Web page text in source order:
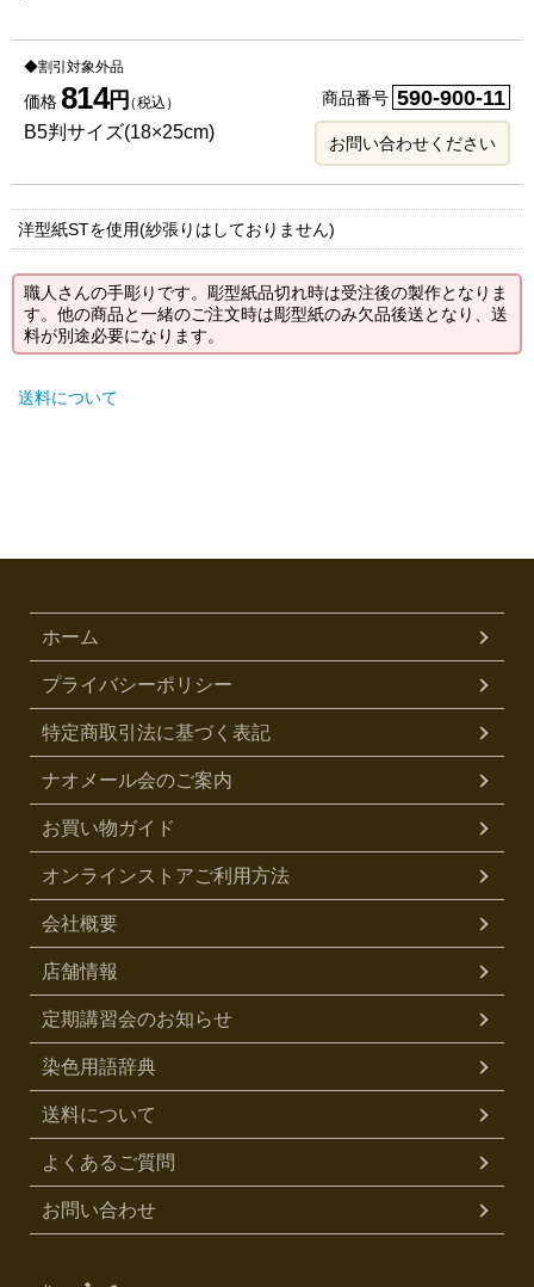
◆割引対象外品
価格814円（税込） 商品番号 590-900-11
B5判サイズ(18×25cm)
お問い合わせください
洋型紙STを使用(紗張りはしておりません)
職人さんの手彫りです。彫型紙品切れ時は受注後の製作となりま
す。他の商品と一緒のご注文時は彫型紙のみ欠品後送となり、送
料が別途必要になります。
送料について
ホーム
プライバシーポリシー
特定商取引法に基づく表記
ナオメール会のご案内
お買い物ガイド
オンラインストアご利用方法
会社概要
店舗情報
定期講習会のお知らせ
染色用語辞典
送料について
よくあるご質問
お問い合わせ